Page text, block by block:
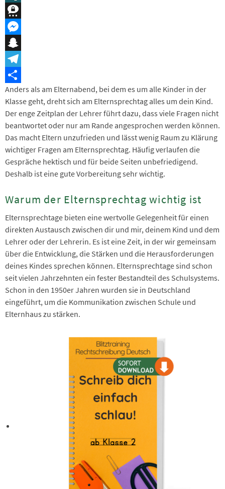
XING
Threema
Messenger
Snapchat
Telegram
Teilen
Anders als am Elternabend, bei dem es um alle Kinder in der
Klasse geht, dreht sich am Elternsprechtag alles um dein Kind.
Der enge Zeitplan der Lehrer führt dazu, dass viele Fragen nicht
beantwortet oder nur am Rande angesprochen werden können.
Das macht Eltern unzufrieden und lässt wenig Raum zu Klärung
wichtiger Fragen am Elternsprechtag. Häufig verlaufen die
Gespräche hektisch und für beide Seiten unbefriedigend.
Deshalb ist eine gute Vorbereitung sehr wichtig.
Warum der Elternsprechtag wichtig ist
Elternsprechtage bieten eine wertvolle Gelegenheit für einen
direkten Austausch zwischen dir und mir, deinem Kind und dem
Lehrer oder der Lehrerin. Es ist eine Zeit, in der wir gemeinsam
über die Entwicklung, die Stärken und die Herausforderungen
deines Kindes sprechen können. Elternsprechtage sind schon
seit vielen Jahrzehnten ein fester Bestandteil des Schulsystems.
Schon in den 1950er Jahren wurden sie in Deutschland
eingeführt, um die Kommunikation zwischen Schule und
Elternhaus zu stärken.